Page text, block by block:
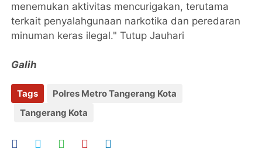
menemukan aktivitas mencurigakan, terutama
terkait penyalahgunaan narkotika dan peredaran
minuman keras ilegal." Tutup Jauhari
Galih
Tags
Polres Metro Tangerang Kota
Tangerang Kota